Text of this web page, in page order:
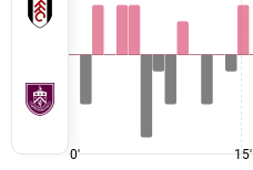
0' 15'